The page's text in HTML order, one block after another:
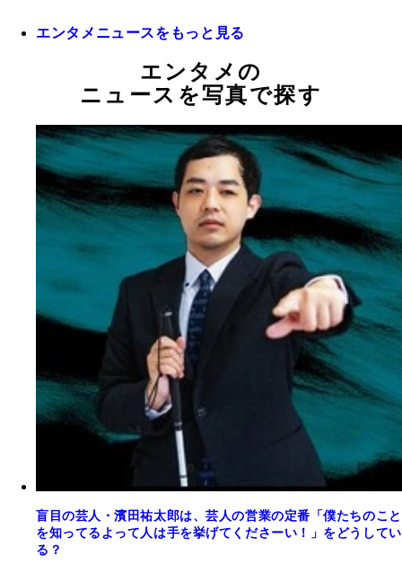
エンタメニュースをもっと見る
エンタメの
ニュースを写真で探す
盲目の芸人・濱田祐太郎は、芸人の営業の定番「僕たちのこと
を知ってるよって人は手を挙げてくださーい！」をどうしてい
る？